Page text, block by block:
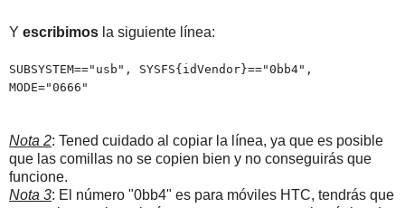
Y escribimos la siguiente línea:
SUBSYSTEM=="usb", SYSFS{idVendor}=="0bb4",
MODE="0666"
Nota 2: Tened cuidado al copiar la línea, ya que es posible
que las comillas no se copien bien y no conseguirás que
funcione.
Nota 3: El número "0bb4" es para móviles HTC, tendrás que